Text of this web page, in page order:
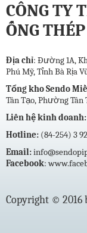
CÔNG TY
ỐNG
Địa chỉ: Đường 1A,
Phú Mỹ, Tỉnh Bà Rịa
Tổng kho Sendo
Tân Tạo, Phường Tân
Liên hệ kinh doanh:
Hotline: (84-254) 3
Email:
Facebook:
Copyright © 2016